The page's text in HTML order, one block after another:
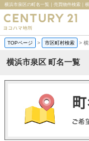
横浜市泉区の町名一覧｜売買物件検索｜
TOPページ > 市区町村検索 >
横浜市泉区 町名一覧